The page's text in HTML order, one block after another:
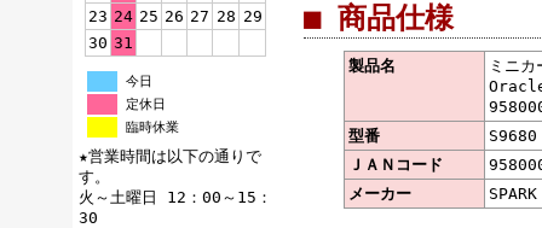
23 24 25 26 27 28 29
30 31
今日
定休日
臨時休業
★営業時間は以下の通りで
す。
火～土曜日 12：00～15：
30
■ 商品仕様
製品名
ミニ
型番
S9680
ＪＡＮコード
メーカー